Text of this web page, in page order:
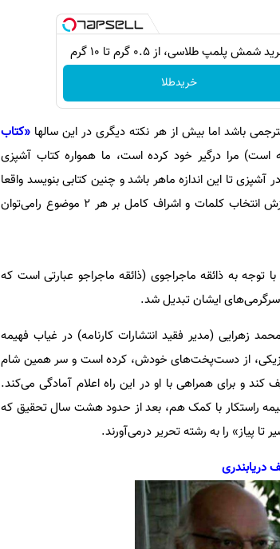
شمش پلمپ طلاسی، از ۰.۵ گرم تا ۱۰ گرم
خریدطلا
باشد اما بیش از هر نکته دیگری در این سالها «کتاب
مرا درگیر خود کرده است، ما همواره کتاب آشپزی
تا این اندازه ماهر باشد و چنین کتابی بنویسد واقعا
بی نظیر است. از همان اسم کتاب می‌توان به جایگاه نویسنده، ارزش انتخاب کلمات و اشراف کامل بر هر 2 موضوع رامی‌توان
توجه به ذائقه ماجراجوی (ذائقه ماجراجو عبارتی است که
سرگرمی‌های ایشان تبدیل شد.
زهرایی (مدیر فقید انتشارات کارنامه) در غیاب فهیمه
مکزیکی، از دست‌پخت‌های خودش، کرده است و سر همین شام
کند و برای همراهی با او در این راه اعلام آمادگی می‌کند.
راستکار با کمک هم، بعد از حدود هشت سال تحقیق که
پیاز» را به‌ رشته تحریر درمی‌آورند.
دریابندری